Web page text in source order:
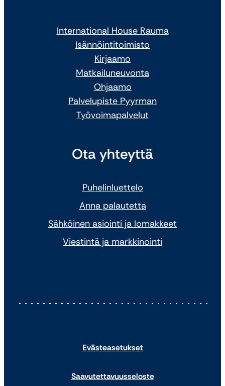
International House Rauma
Isännöintitoimisto
Kirjaamo
Matkailuneuvonta
Ohjaamo
Palvelupiste Pyyrman
Työvoimapalvelut
Ota yhteyttä
Puhelinluettelo
Anna palautetta
Sähköinen asiointi ja lomakkeet
Viestintä ja markkinointi
Evästeasetukset
Saavutettavuusseloste